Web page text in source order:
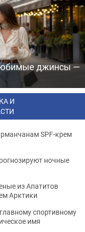
джинсы —
И
SPF-крем
ночные
из Апатитов
Арктики
спортивному
имя